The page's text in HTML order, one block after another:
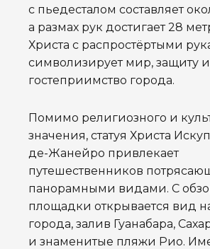
с пьедесталом составляет
а размах рук достигает 28
Христа с распростёртыми
символизирует мир, защиту и
гостеприимство города.
Помимо религиозного и
значения, статуя Христа
де-Жанейро привлекает
путешественников
панорамными видами. С
площадки открывается вид
города, залив Гуанабара,
и знаменитые пляжи Рио.